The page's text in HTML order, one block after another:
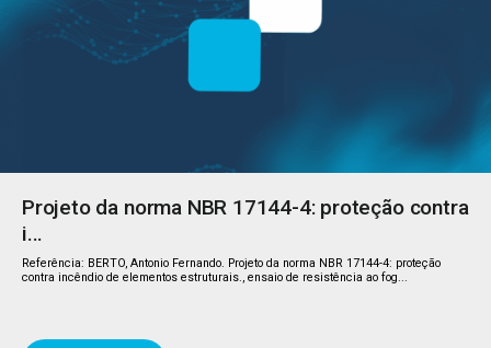
Projeto da norma NBR 17144-4: proteção contra
i...
Referência: BERTO, Antonio Fernando. Projeto da norma NBR 17144-4: proteção
contra incêndio de elementos estruturais., ensaio de resistência ao fog...